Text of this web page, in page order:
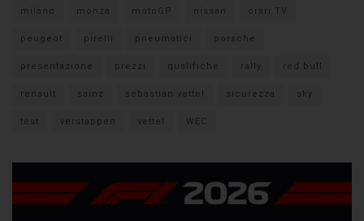
milano monza motoGP nissan orari TV
peugeot pirelli pneumatici porsche
presentazione prezzi qualifiche rally red bull
renault sainz sebastian vettel sicurezza sky
test verstappen vettel WEC